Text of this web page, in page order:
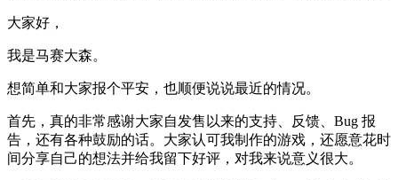
大家好，
我是马赛大森。
想简单和大家报个平安，也顺便说说最近的情况。
首先，真的非常感谢大家自发售以来的支持、反馈、Bug 报
告，还有各种鼓励的话。大家认可我制作的游戏，还愿意花时
间分享自己的想法并给我留下好评，对我来说意义很大。